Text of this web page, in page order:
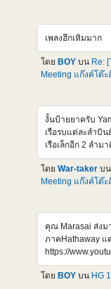
ออกเป็นเฉพาะ
รวมมาก็ได้แหละ
กลังทยอยไล่ออกม
https://
อ้างอิง
https://
เพลงฮึกเหิมมาก
โดย BOY บน Re:
Meeting แก๊งค์โต๊
งั้นป้ายยาครับ
เรือรบแต่ละลำบิน
เรือเล็กอีก 2 ลำม
เรือรบทำงานโดย
เสียงแหกปากของ
https://
โดย War-taker บน
Meeting แก๊งค์โต๊
คุณ Marasai ส่งม
ภาคHathaway แ
https://
โดย BOY บน HG